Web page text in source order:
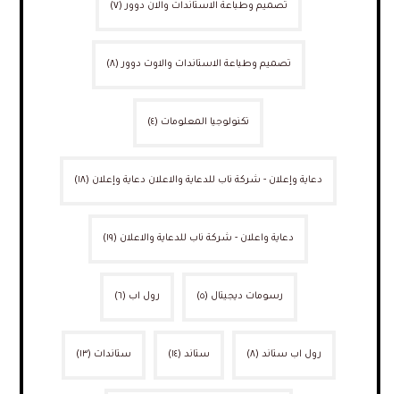
تصميم وطباعة الاستاندات والان دوور(٧)
تصميم وطباعة الاستاندات والاوت دوور(٨)
تكنولوجيا المعلومات (٤)
دعاية وإعلان - شركة ناب للدعاية والاعلان دعاية وإعلان (١٨)
دعاية واعلان - شركة ناب للدعاية والاعلان (١٩)
رسومات ديجيتال (٥) رول اب (٦)
رول اب ستاند (٨) ستاند (١٤) ستاندات (١٣)